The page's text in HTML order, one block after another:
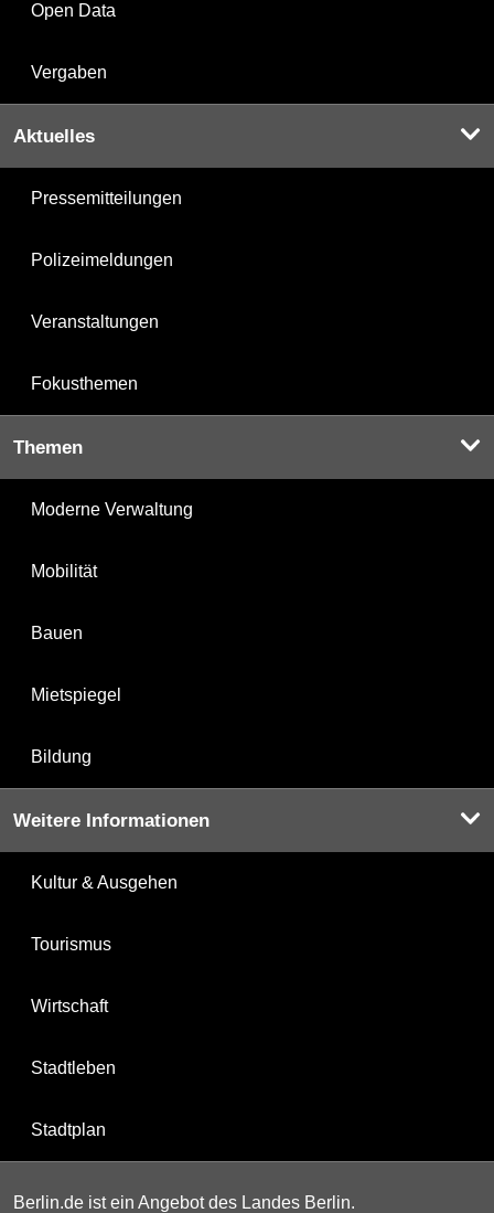
Open Data
Vergaben
Aktuelles
Pressemitteilungen
Polizeimeldungen
Veranstaltungen
Fokusthemen
Themen
Moderne Verwaltung
Mobilität
Bauen
Mietspiegel
Bildung
Weitere Informationen
Kultur & Ausgehen
Tourismus
Wirtschaft
Stadtleben
Stadtplan
Berlin.de ist ein Angebot des Landes Berlin.